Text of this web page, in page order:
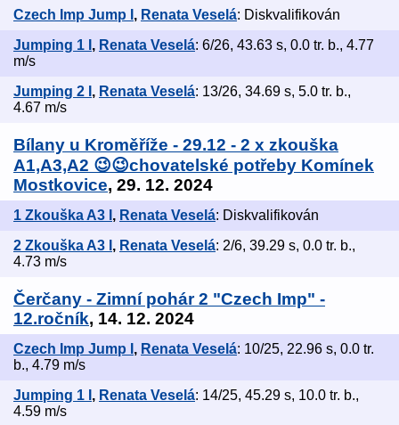
Czech Imp Jump I , Renata Veselá: Diskvalifikován
Jumping 1 I , Renata Veselá: 6/26, 43.63 s, 0.0 tr. b., 4.77
m/s
Jumping 2 I , Renata Veselá: 13/26, 34.69 s, 5.0 tr. b.,
4.67 m/s
Bílany u Kroměříže - 29.12 - 2 x zkouška
A1,A3,A2 😉😉chovatelské potřeby Komínek
Mostkovice, 29. 12. 2024
1 Zkouška A3 I , Renata Veselá: Diskvalifikován
2 Zkouška A3 I , Renata Veselá: 2/6, 39.29 s, 0.0 tr. b.,
4.73 m/s
Čerčany - Zimní pohár 2 "Czech Imp" -
12.ročník, 14. 12. 2024
Czech Imp Jump I , Renata Veselá: 10/25, 22.96 s, 0.0 tr.
b., 4.79 m/s
Jumping 1 I , Renata Veselá: 14/25, 45.29 s, 10.0 tr. b.,
4.59 m/s